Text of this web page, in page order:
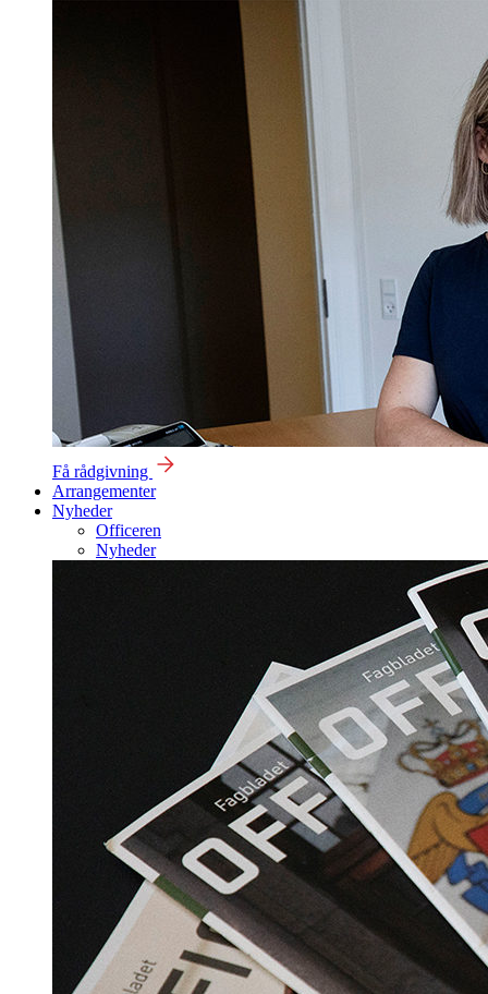
Få rådgivning
Arrangementer
Nyheder
Officeren
Nyheder